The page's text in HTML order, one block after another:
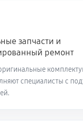
запчасти и
ремонт
специалисты с